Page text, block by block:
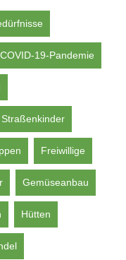
COVID-19-Pandemie
Freiwillige
Gemüseanbau
Hütten